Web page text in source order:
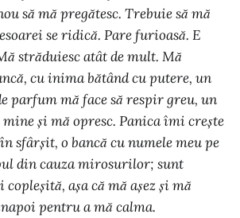
să mă pregătesc. Trebuie să mă
se ridică. Pare furioasă. E
străduiesc atât de mult. Mă
cu inima bătând cu putere, un
parfum mă face să respir greu, un
mine și mă opresc. Panica îmi crește
sfârșit, o bancă cu numele meu pe
din cauza mirosurilor; sunt
așa că mă așez și mă
pentru a mă calma.